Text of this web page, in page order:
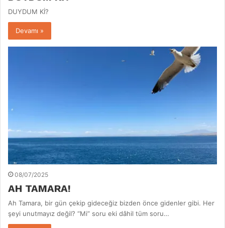
DUYDUM Kİ?
Devamı »
08/07/2025
AH TAMARA!
Ah Tamara, bir gün çekip gideceğiz bizden önce gidenler gibi. Her
şeyi unutmayız değil? “Mi” soru eki dâhil tüm soru…